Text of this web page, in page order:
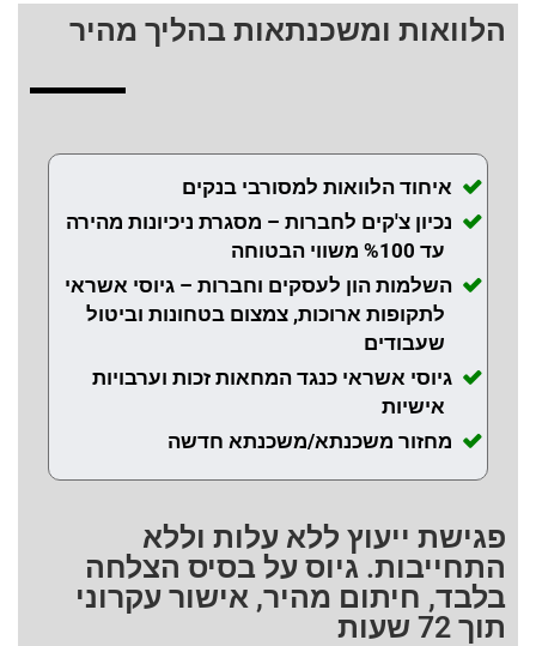
הלוואות ומשכנתאות בהליך מהיר
איחוד הלוואות למסורבי בנקים
נכיון צ'קים לחברות – מסגרת ניכיונות מהירה
עד %100 משווי הבטוחה
השלמות הון לעסקים וחברות – גיוסי אשראי
לתקופות ארוכות, צמצום בטחונות וביטול
שעבודים
גיוסי אשראי כנגד המחאות זכות וערבויות
אישיות
מחזור משכנתא/משכנתא חדשה
פגישת ייעוץ ללא עלות וללא
התחייבות. גיוס על בסיס הצלחה
בלבד, חיתום מהיר, אישור עקרוני
תוך 72 שעות